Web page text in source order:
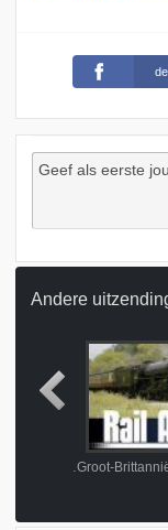
Andere
Stockholm - Gävle - Borlänge